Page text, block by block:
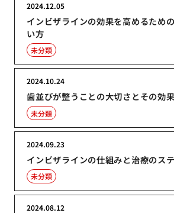
インビザラインの効果を高めるため
い方
2024.12.05
未分類
歯並びが整うことの大切さとその効果
2024.10.24
未分類
インビザラインの仕組みと治療のス
2024.09.23
未分類
2024.08.12